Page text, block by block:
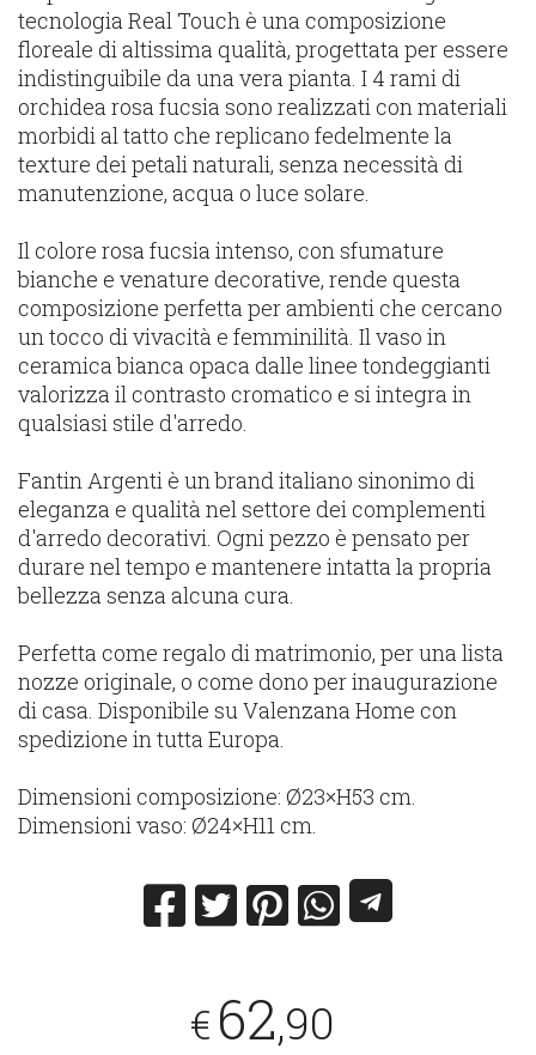
tecnologia Real Touch è una composizione
floreale di altissima qualità, progettata per essere
indistinguibile da una vera pianta. I 4 rami di
orchidea rosa fucsia sono realizzati con materiali
morbidi al tatto che replicano fedelmente la
texture dei petali naturali, senza necessità di
manutenzione, acqua o luce solare.
Il colore rosa fucsia intenso, con sfumature
bianche e venature decorative, rende questa
composizione perfetta per ambienti che cercano
un tocco di vivacità e femminilità. Il vaso in
ceramica bianca opaca dalle linee tondeggianti
valorizza il contrasto cromatico e si integra in
qualsiasi stile d'arredo.
Fantin Argenti è un brand italiano sinonimo di
eleganza e qualità nel settore dei complementi
d'arredo decorativi. Ogni pezzo è pensato per
durare nel tempo e mantenere intatta la propria
bellezza senza alcuna cura.
Perfetta come regalo di matrimonio, per una lista
nozze originale, o come dono per inaugurazione
di casa. Disponibile su Valenzana Home con
spedizione in tutta Europa.
Dimensioni composizione: Ø23×H53 cm.
Dimensioni vaso: Ø24×H11 cm.
€ 62,90